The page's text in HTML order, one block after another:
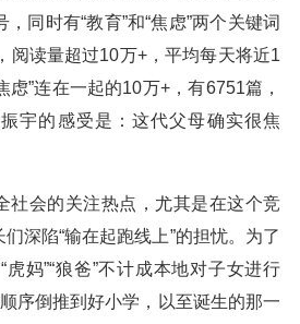
同时有“教育”和“焦虑”两个关键词
阅读量超过10万+，平均每天将近1
虑”连在一起的10万+，有6751篇，
宇的感受是：这代父母确实很焦
会的关注热点，尤其是在这个竞
深陷“输在起跑线上”的担忧。为了
虎妈”“狼爸”不计成本地对子女进行
序倒推到好小学，以至诞生的那一